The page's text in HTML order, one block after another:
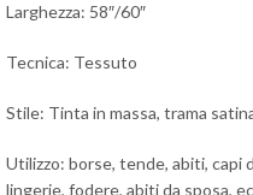
Larghezza: 58″/60″
Tecnica: Tessuto
Stile: Tinta in massa, trama
Utilizzo: borse, tende, abiti, capi
lingerie, fodere, abiti da sposa,